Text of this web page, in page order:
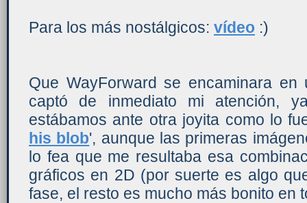
Para los más nostálgicos: vídeo :)
Que WayForward se encaminara
captó de inmediato mi atención,
estábamos ante otra joyita como lo
his blob', aunque las primeras
lo fea que me resultaba esa
gráficos en 2D (por suerte es algo
fase, el resto es mucho más bonito en